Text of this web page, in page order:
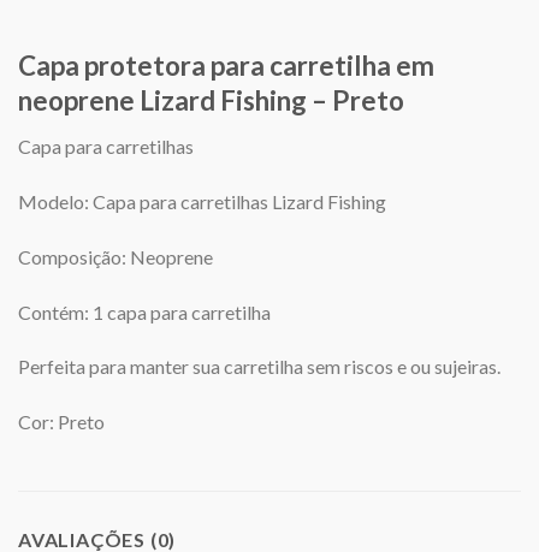
Capa protetora para carretilha em
neoprene Lizard Fishing – Preto
Capa para carretilhas
Modelo: Capa para carretilhas Lizard Fishing
Composição: Neoprene
Contém: 1 capa para carretilha
Perfeita para manter sua carretilha sem riscos e ou sujeiras.
Cor: Preto
AVALIAÇÕES (0)